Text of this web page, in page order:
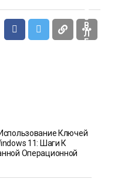
А
З
В
Л
Е
Ключей
11: Шаги К
Операционной